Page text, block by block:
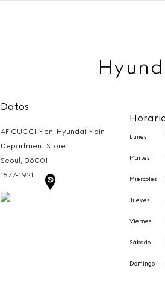
Datos
4F GUCCI Men, Hyundai Main
Department Store
Seoul, 06001
1577-1921
Lunes
Martes
Miércoles
Jueves
Viernes
Sábado
Domingo